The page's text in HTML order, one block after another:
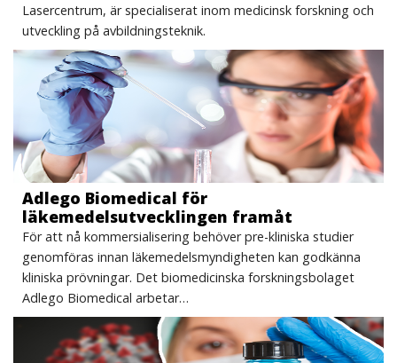
Lasercentrum, är specialiserat inom medicinsk forskning och
utveckling på avbildningsteknik.
Adlego Biomedical för
läkemedelsutvecklingen framåt
För att nå kommersialisering behöver pre-kliniska studier
genomföras innan läkemedelsmyndigheten kan godkänna
kliniska prövningar. Det biomedicinska forskningsbolaget
Adlego Biomedical arbetar…